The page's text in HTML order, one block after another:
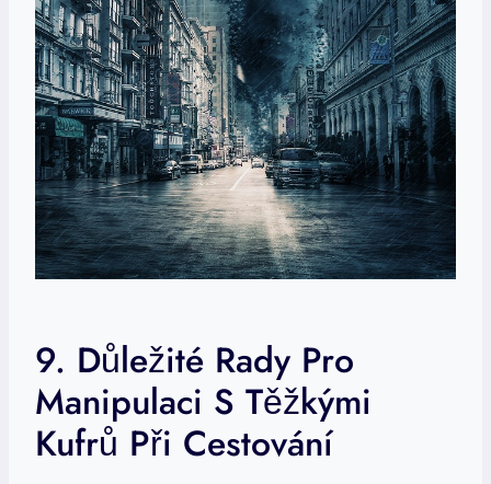
9. Důležité Rady Pro
Manipulaci S Těžkými
Kufrů Při Cestování